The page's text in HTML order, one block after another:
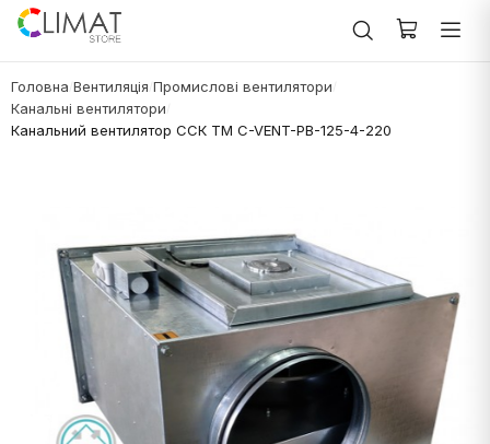
Головна Вентиляція Промислові вентилятори
Канальні вентилятори
Канальний вентилятор ССК ТМ C-VENT-PB-125-4-220